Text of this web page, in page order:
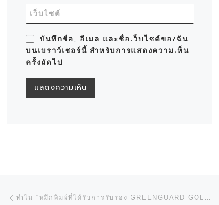
เว็บไซต์
บันทึกชื่อ, อีเมล และชื่อเว็บไซต์ของฉัน
บนเบราว์เซอร์นี้ สำหรับการแสดงความเห็น
ครั้งถัดไป
การนำทางของเรื่อง